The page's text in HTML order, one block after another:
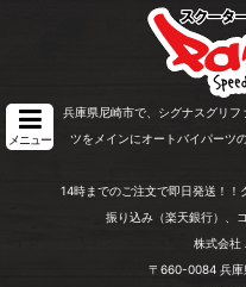
メニュー
兵庫県尼崎市で、シグナスグリフ
ツをメインにオートバイパーツ
14時までのご注文で即日発送！
振り込み（楽天銀行）、
株式会社
〒660-0084 兵庫